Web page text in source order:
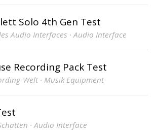
Solo 4th Gen Test
Audio Interfaces · Audio Interface
Recording Pack Test
Welt · Musik Equipment
· Audio Interface